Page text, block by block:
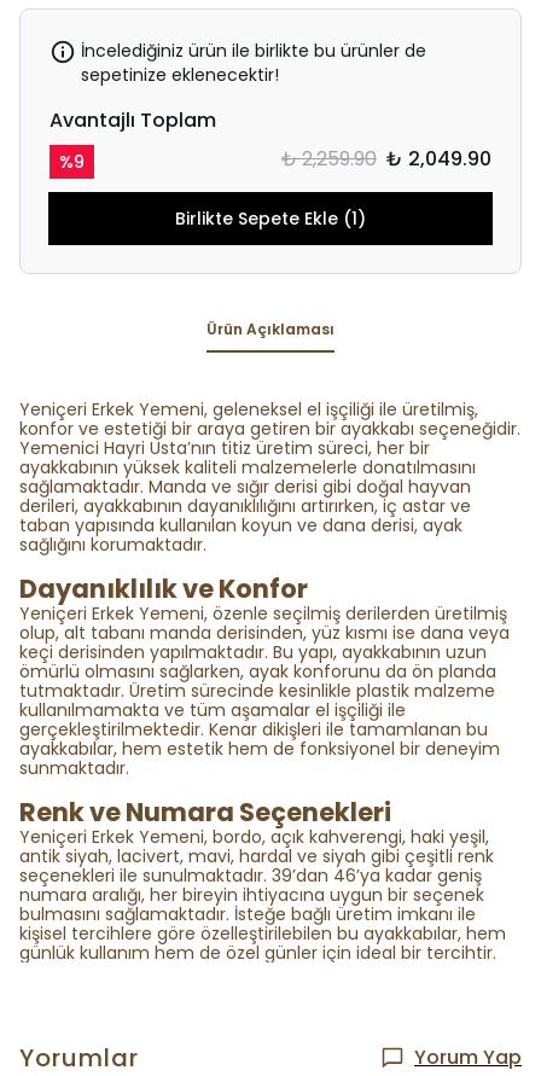
İncelediğiniz ürün ile birlikte bu ürünler de
sepetinize eklenecektir!
Avantajlı Toplam
%9 ₺ 2,259.90 ₺ 2,049.90
Birlikte Sepete Ekle (1)
Ürün Açıklaması
Yeniçeri Erkek Yemeni, geleneksel el işçiliği ile üretilmiş,
konfor ve estetiği bir araya getiren bir ayakkabı seçeneğidir.
Yemenici Hayri Usta’nın titiz üretim süreci, her bir
ayakkabının yüksek kaliteli malzemelerle donatılmasını
sağlamaktadır. Manda ve sığır derisi gibi doğal hayvan
derileri, ayakkabının dayanıklılığını artırırken, iç astar ve
taban yapısında kullanılan koyun ve dana derisi, ayak
sağlığını korumaktadır.
Dayanıklılık ve Konfor
Yeniçeri Erkek Yemeni, özenle seçilmiş derilerden üretilmiş
olup, alt tabanı manda derisinden, yüz kısmı ise dana veya
keçi derisinden yapılmaktadır. Bu yapı, ayakkabının uzun
ömürlü olmasını sağlarken, ayak konforunu da ön planda
tutmaktadır. Üretim sürecinde kesinlikle plastik malzeme
kullanılmamakta ve tüm aşamalar el işçiliği ile
gerçekleştirilmektedir. Kenar dikişleri ile tamamlanan bu
ayakkabılar, hem estetik hem de fonksiyonel bir deneyim
sunmaktadır.
Renk ve Numara Seçenekleri
Yeniçeri Erkek Yemeni, bordo, açık kahverengi, haki yeşil,
antik siyah, lacivert, mavi, hardal ve siyah gibi çeşitli renk
seçenekleri ile sunulmaktadır. 39’dan 46’ya kadar geniş
numara aralığı, her bireyin ihtiyacına uygun bir seçenek
bulmasını sağlamaktadır. İsteğe bağlı üretim imkanı ile
kişisel tercihlere göre özelleştirilebilen bu ayakkabılar, hem
günlük kullanım hem de özel günler için ideal bir tercihtir.
Yorumlar Yorum Yap